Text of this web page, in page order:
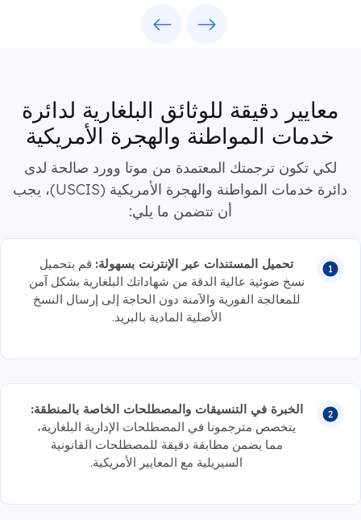
معايير دقيقة للوثائق البلغارية لدائرة
خدمات المواطنة والهجرة الأمريكية
لكي تكون ترجمتك المعتمدة من موتا وورد صالحة لدى
دائرة خدمات المواطنة والهجرة الأمريكية (USCIS)، يجب
أن تتضمن ما يلي:
تحميل المستندات عبر الإنترنت بسهولة:قم بتحميل
نسخ ضوئية عالية الدقة من شهاداتك البلغارية بشكل آمن
للمعالجة الفورية والآمنة دون الحاجة إلى إرسال النسخ
الأصلية المادية بالبريد.
الخبرة في التنسيقات والمصطلحات الخاصة بالمنطقة:
يتخصص مترجمونا في المصطلحات الإدارية البلغارية،
مما يضمن مطابقة دقيقة للمصطلحات القانونية
السيريلية مع المعايير الأمريكية.